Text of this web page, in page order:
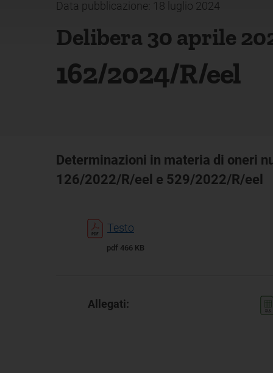
Data pubblicazione: 18 luglio 2024
Delibera 30 aprile
162/2024/R/eel
Determinazioni in materia di oneri
126/2022/R/eel e 529/2022/R/eel
Testo
pdf 466 KB
Allegati: